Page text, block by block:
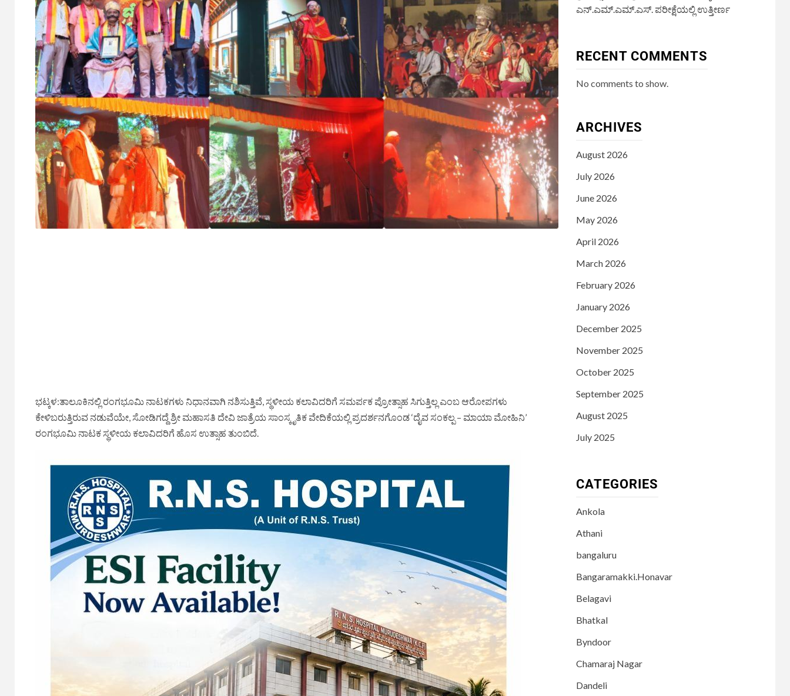
ಭಟ್ಕಳ:ತಾಲೂಕಿನಲ್ಲಿ ರಂಗಭೂಮಿ ನಾಟಕಗಳು ನಿಧಾನವಾಗಿ ನಶಿಸುತ್ತಿವೆ, ಸ್ಥಳೀಯ ಕಲಾವಿದರಿಗೆ ಸಮರ್ಪಕ ಪ್ರೋತ್ಸಾಹ ಸಿಗುತ್ತಿಲ್ಲ ಎಂಬ ಆರೋಪಗಳು
ಕೇಳಿಬರುತ್ತಿರುವ ನಡುವೆಯೇ, ಸೋಡಿಗದ್ದೆ ಶ್ರೀ ಮಹಾಸತಿ ದೇವಿ ಜಾತ್ರೆಯ ಸಾಂಸ್ಕೃತಿಕ ವೇದಿಕೆಯಲ್ಲಿ ಪ್ರದರ್ಶನಗೊಂಡ ‘ದೈವ ಸಂಕಲ್ಪ – ಮಾಯಾ ಮೋಹಿನಿ’
ರಂಗಭೂಮಿ ನಾಟಕ ಸ್ಥಳೀಯ ಕಲಾವಿದರಿಗೆ ಹೊಸ ಉತ್ಸಾಹ ತುಂಬಿದೆ.
ಎನ್.ಎಮ್.ಎಮ್.ಎಸ್. ಪರೀಕ್ಷೆಯಲ್ಲಿ ಉತ್ತೀರ್ಣ
RECENT COMMENTS
No comments to show.
ARCHIVES
August 2026
July 2026
June 2026
May 2026
April 2026
March 2026
February 2026
January 2026
December 2025
November 2025
October 2025
September 2025
August 2025
July 2025
CATEGORIES
Ankola
Athani
bangaluru
Bangaramakki.Honavar
Belagavi
Bhatkal
Byndoor
Chamaraj Nagar
Dandeli